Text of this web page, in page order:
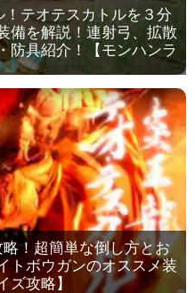
テオテスカトルを３分
備を解説！連射弓、拡散
防具紹介！【モンハンラ
！超簡単な倒し方とお
トボウガンのオススメ装
ズ攻略】